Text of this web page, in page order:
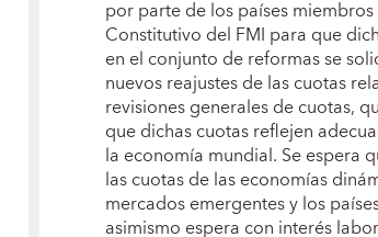
por parte de los países
Constitutivo del FMI para que
en el conjunto de reformas se
nuevos reajustes de las cuotas
revisiones generales de cuotas,
que dichas cuotas reflejen
la economía mundial. Se espera
las cuotas de las economías
mercados emergentes y los
asimismo espera con interés